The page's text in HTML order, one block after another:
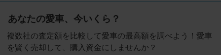
あなたの愛車、今いくら？
複数社の査定額を比較して愛車の最高額を調べよう！愛車
を賢く売却して、購入資金にしませんか？